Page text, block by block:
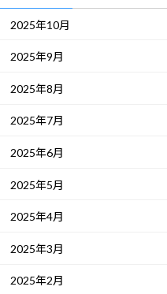
2025年10月
2025年9月
2025年8月
2025年7月
2025年6月
2025年5月
2025年4月
2025年3月
2025年2月